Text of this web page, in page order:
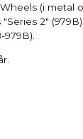
(i metal
2"